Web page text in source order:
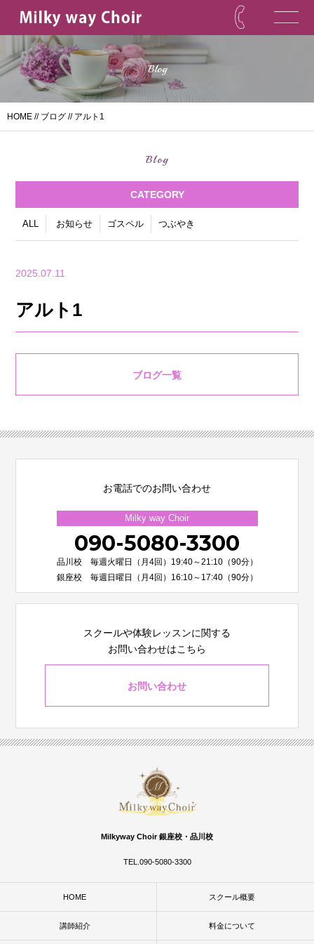
Blog
HOME // ブログ // アルト1
Blog
CATEGORY
ALL お知らせ ゴスペル つぶやき
2025.07.11
アルト1
ブログ一覧
お電話でのお問い合わせ
Milky way Choir
090-5080-3300
品川校 毎週火曜日（月4回）19:40～21:10（90分）
銀座校 毎週日曜日（月4回）16:10～17:40（90分）
スクールや体験レッスンに関する
お問い合わせはこちら
お問い合わせ
Milkyway Choir 銀座校・品川校
TEL.090-5080-3300
HOME スクール概要
講師紹介 料金について